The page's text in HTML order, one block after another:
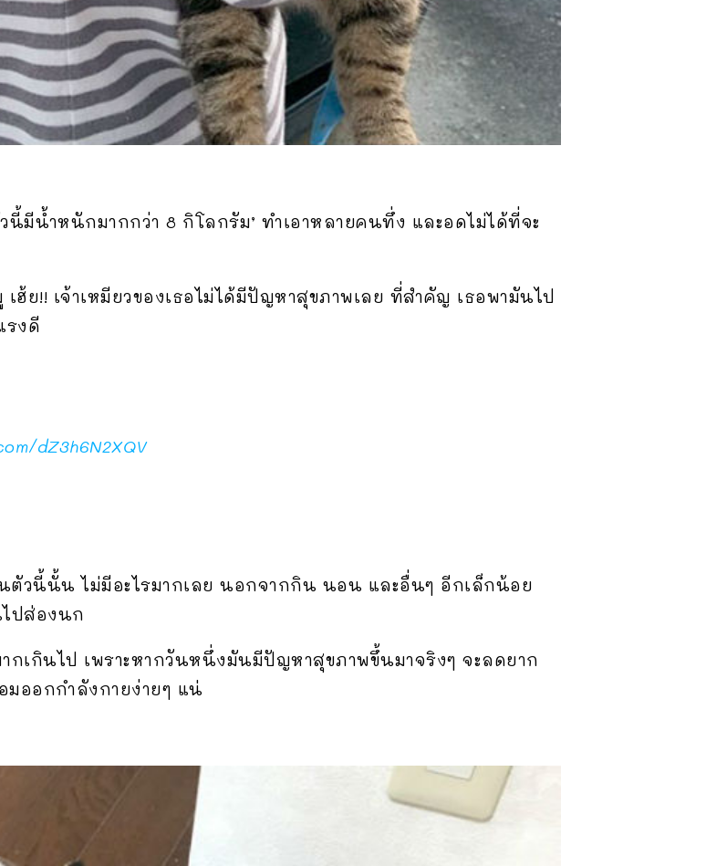
วนี้มีน้ำหนักมากกว่า 8 กิโลกรัม’ ทำเอาหลายคนทึ่ง และอดไม่ได้ที่จะ
ย!! เจ้าเหมียวของเธอไม่ได้มีปัญหาสุขภาพเลย ที่สำคัญ เธอพามันไป
รงดี
dZ3h6N2XQV
นตัวนี้นั้น ไม่มีอะไรมากเลย นอกจากกิน นอน และอื่นๆ อีกเล็กน้อย
ปส่องนก
กเกินไป เพราะหากวันหนึ่งมันมีปัญหาสุขภาพขึ้นมาจริงๆ จะลดยาก
มออกกำลังกายง่ายๆ แน่